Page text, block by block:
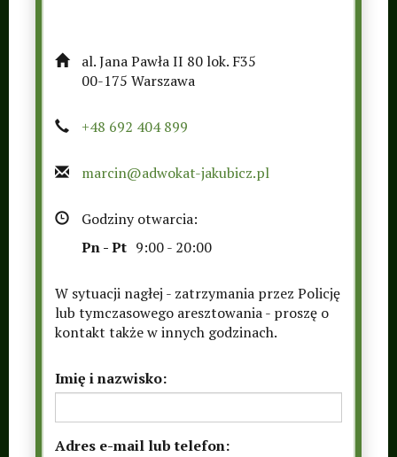
al. Jana Pawła II 80 lok. F35
00-175 Warszawa
+48 692 404 899
marcin@adwokat-jakubicz.pl
Godziny otwarcia:
Pn - Pt 9:00 - 20:00
W sytuacji nagłej - zatrzymania przez Policję
lub tymczasowego aresztowania - proszę o
kontakt także w innych godzinach.
Imię i nazwisko
Adres e-mail lub telefon